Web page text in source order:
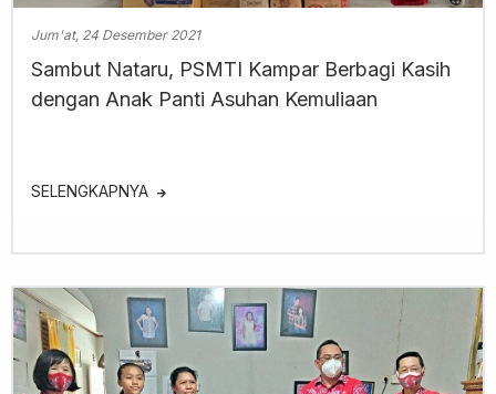
Jum'at, 24 Desember 2021
Sambut Nataru, PSMTI Kampar Berbagi Kasih
dengan Anak Panti Asuhan Kemuliaan
SELENGKAPNYA